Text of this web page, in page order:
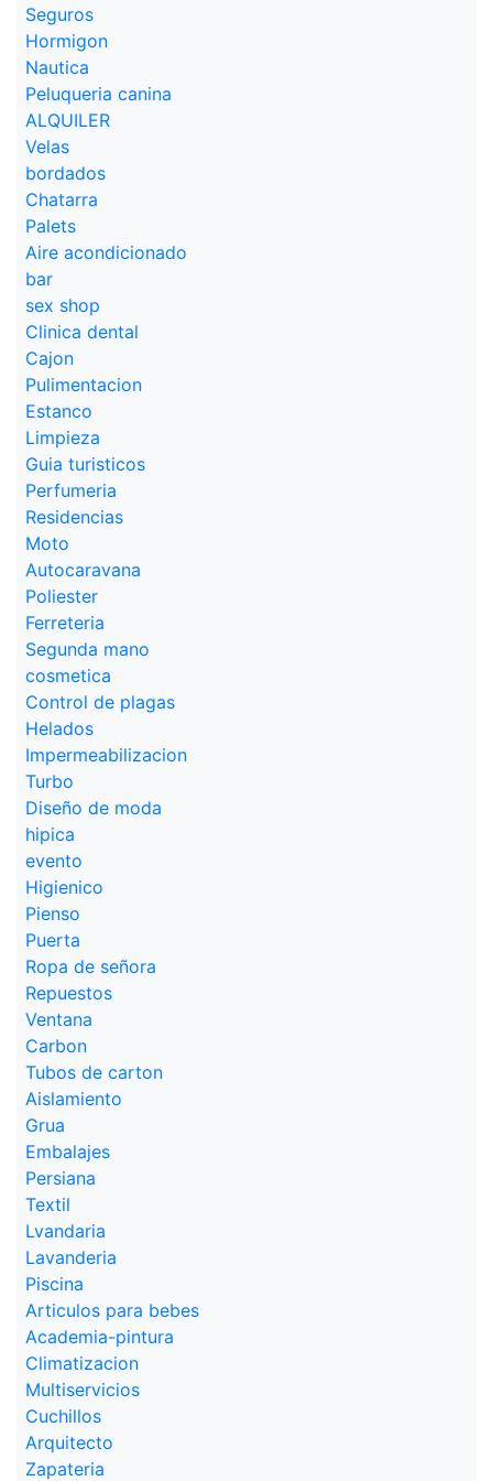
Seguros
Hormigon
Nautica
Peluqueria canina
ALQUILER
Velas
bordados
Chatarra
Palets
Aire acondicionado
bar
sex shop
Clinica dental
Cajon
Pulimentacion
Estanco
Limpieza
Guia turisticos
Perfumeria
Residencias
Moto
Autocaravana
Poliester
Ferreteria
Segunda mano
cosmetica
Control de plagas
Helados
Impermeabilizacion
Turbo
Diseño de moda
hipica
evento
Higienico
Pienso
Puerta
Ropa de señora
Repuestos
Ventana
Carbon
Tubos de carton
Aislamiento
Grua
Embalajes
Persiana
Textil
Lvandaria
Lavanderia
Piscina
Articulos para bebes
Academia-pintura
Climatizacion
Multiservicios
Cuchillos
Arquitecto
Zapateria